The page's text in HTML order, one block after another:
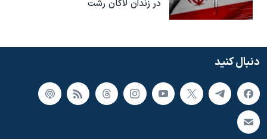
در زندان لاکان رشت
دنبال کنید